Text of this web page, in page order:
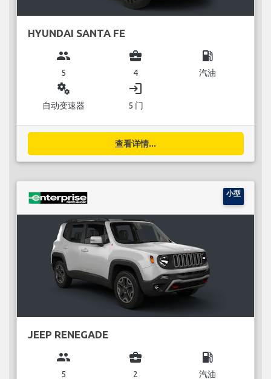
HYUNDAI SANTA FE
group
5
business_center
4
local_gas_station
汽油
miscellaneous_services
自动变速器
login
5 门
查看详情...
小型
JEEP RENEGADE
group
5
business_center
2
local_gas_station
汽油